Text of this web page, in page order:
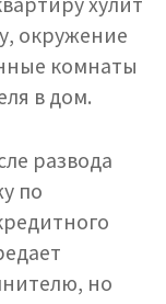
окружение
комнаты
в дом.
развода
по
но